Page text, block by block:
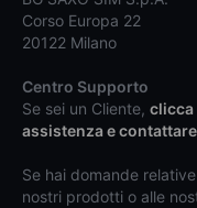
Corso Europa 22
20122 Milano
Centro Supporto
Se sei un Cliente, clicca
assistenza e
Se hai domande
nostri prodotti o alle